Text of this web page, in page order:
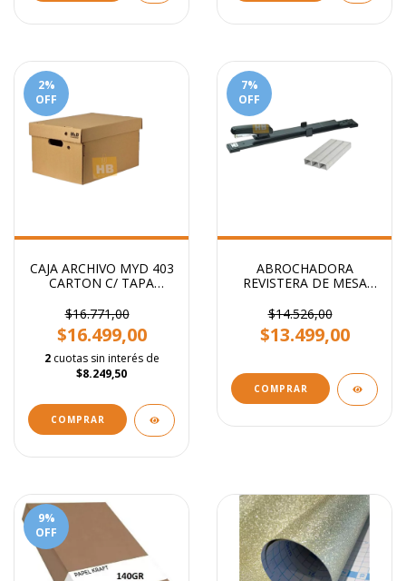
2%
OFF
CAJA ARCHIVO MYD 403
CARTON C/ TAPA
CM
$16.771,00
$16.499,00
2 cuotas sin interés de
$8.249,50
COMPRAR
7%
OFF
ABROCHADORA
REVISTERA DE MESA
$14.526,00
$13.499,00
9%
OFF